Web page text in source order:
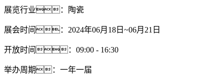
展览行业：陶瓷
展会时间：2024年06月18日~06月21日
开放时间：09:00 - 16:30
举办周期：一年一届